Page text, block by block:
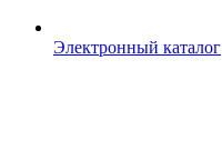
Электронный каталог